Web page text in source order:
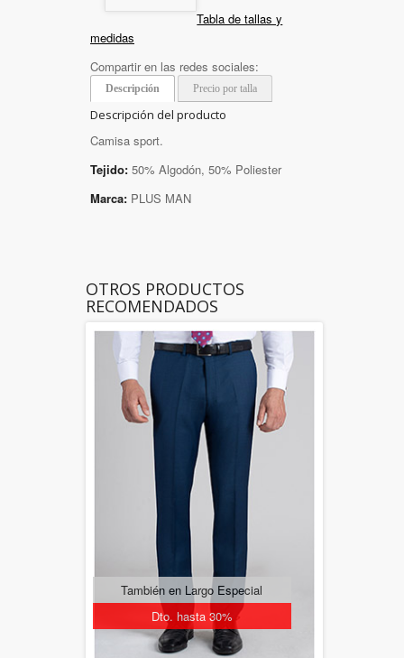
Tabla de tallas y
medidas
Compartir en las redes sociales:
Descripción Precio por talla
Descripción del producto
Camisa sport.
Tejido: 50% Algodón, 50% Poliester
Marca: PLUS MAN
OTROS PRODUCTOS
RECOMENDADOS
Dto. hasta 30%
También en Largo Especial